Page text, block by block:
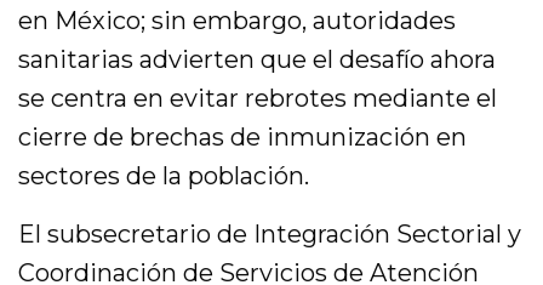
en México; sin embargo, autoridades
sanitarias advierten que el desafío ahora
se centra en evitar rebrotes mediante el
cierre de brechas de inmunización en
sectores de la población.
El subsecretario de Integración Sectorial y
Coordinación de Servicios de Atención